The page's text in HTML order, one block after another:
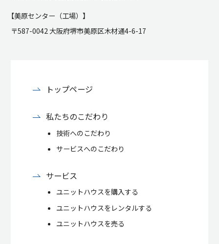
【美原センター（工場）】
〒587-0042 大阪府堺市美原区木材通4-6-17
トップページ
私たちのこだわり
技術へのこだわり
サービスへのこだわり
サービス
ユニットハウスを購入する
ユニットハウスをレンタルする
ユニットハウスを売る